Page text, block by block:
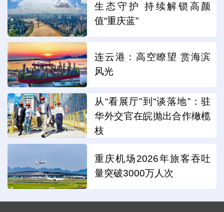
生态守护 持续解锁高颜
值“重庆蓝”
连云港：高空瞭望 赏海滨
风光
从“看展厅”到“谈落地”：驻
华外交官在皖抛出合作橄榄
枝
重庆机场2026年旅客吞吐
量突破3000万人次